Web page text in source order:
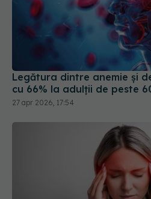
Legătura dintre anemie și
cu 66% la adulții de peste
27 apr 2026, 17:54